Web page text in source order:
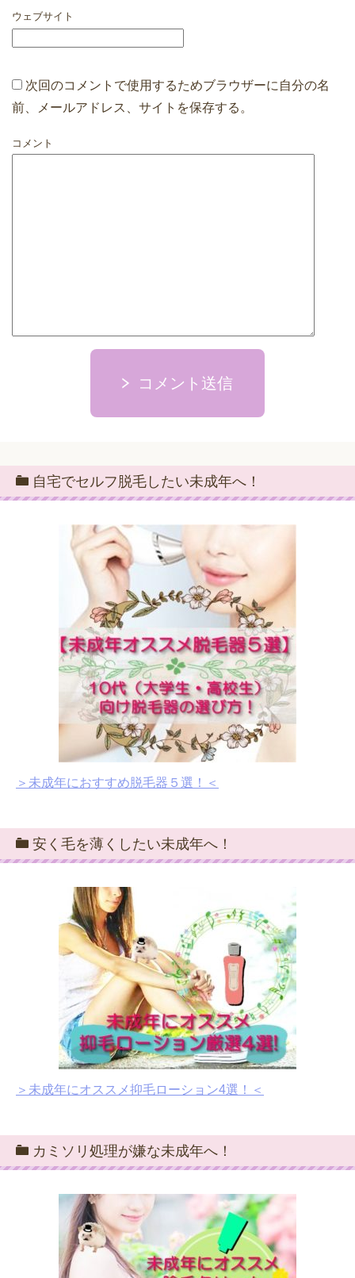
ウェブサイト
次回のコメントで使用するためブラウザーに自分の名
前、メールアドレス、サイトを保存する。
コメント
コメント送信
自宅でセルフ脱毛したい未成年へ！
＞未成年におすすめ脱毛器５選！＜
安く毛を薄くしたい未成年へ！
＞未成年にオススメ抑毛ローション4選！＜
カミソリ処理が嫌な未成年へ！